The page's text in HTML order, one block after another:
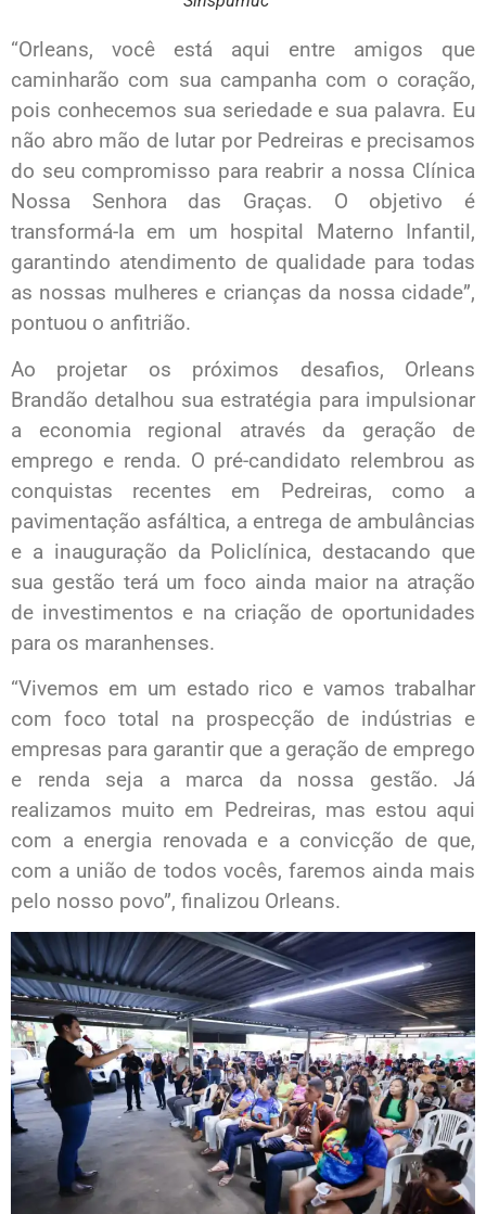
“Orleans, você está aqui entre amigos que
caminharão com sua campanha com o coração,
pois conhecemos sua seriedade e sua palavra. Eu
não abro mão de lutar por Pedreiras e precisamos
do seu compromisso para reabrir a nossa Clínica
Nossa Senhora das Graças. O objetivo é
transformá-la em um hospital Materno Infantil,
garantindo atendimento de qualidade para todas
as nossas mulheres e crianças da nossa cidade”,
pontuou o anfitrião.
Ao projetar os próximos desafios, Orleans
Brandão detalhou sua estratégia para impulsionar
a economia regional através da geração de
emprego e renda. O pré-candidato relembrou as
conquistas recentes em Pedreiras, como a
pavimentação asfáltica, a entrega de ambulâncias
e a inauguração da Policlínica, destacando que
sua gestão terá um foco ainda maior na atração
de investimentos e na criação de oportunidades
para os maranhenses.
“Vivemos em um estado rico e vamos trabalhar
com foco total na prospecção de indústrias e
empresas para garantir que a geração de emprego
e renda seja a marca da nossa gestão. Já
realizamos muito em Pedreiras, mas estou aqui
com a energia renovada e a convicção de que,
com a união de todos vocês, faremos ainda mais
pelo nosso povo”, finalizou Orleans.